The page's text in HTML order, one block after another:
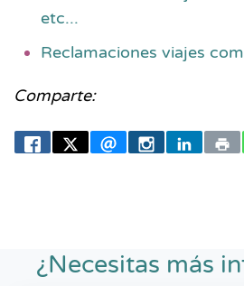
etc...
Reclamaciones viajes
Comparte:
¿Necesitas más